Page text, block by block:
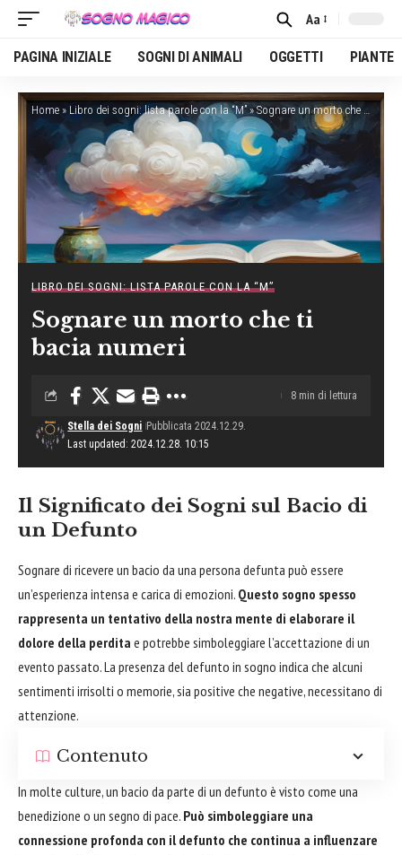
Font
Resizer
Aa
PAGINA INIZIALE SOGNI DI ANIMALI OGGETTI PIANTE
Home » Libro dei sogni: lista parole con la “M”»Sognare un morto che ti bacia numeri
LIBRO DEI SOGNI: LISTA PAROLE CON LA “M”
Sognare un morto che ti
bacia numeri
Last updated: 2024.12.28. 10:15
Stella dei Sogni Pubblicata 2024.12.29.
8 min di lettura
Il Significato dei Sogni sul Bacio di
un Defunto
Sognare di ricevere un bacio da una persona defunta può essere
un’esperienza intensa e carica di emozioni. Questo sogno spesso
rappresenta un tentativo della nostra mente di elaborare il
dolore della perdita e potrebbe simboleggiare l’accettazione di un
evento passato. La presenza del defunto in sogno indica che alcuni
sentimenti irrisolti o memorie, sia positive che negative, necessitano di
attenzione.
Contenuto
In molte culture, un bacio da parte di un defunto è visto come una
benedizione o un segno di pace. Può simboleggiare una
connessione profonda con il defunto che continua a influenzare